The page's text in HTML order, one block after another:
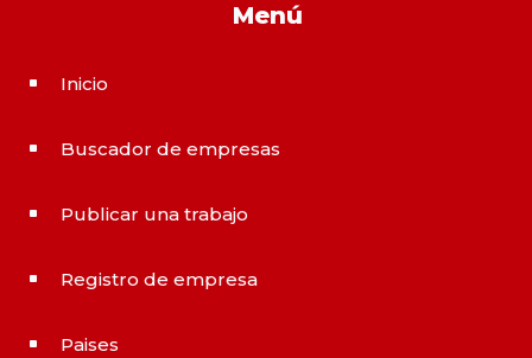
Menú
^ Inicio
^ Buscador de empresas
^ Publicar una trabajo
^ Registro de empresa
^ Paises